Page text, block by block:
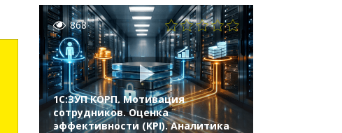
868
1С:ЗУП КОРП. Мотивация
сотрудников. Оценка
эффективности (KPI). Аналитика